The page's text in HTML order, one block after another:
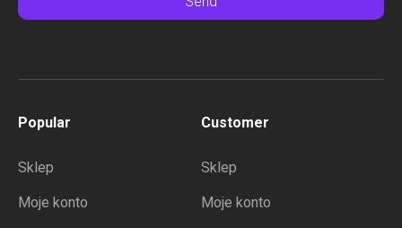
Popular
Sklep
Moje konto
Customer
Sklep
Moje konto